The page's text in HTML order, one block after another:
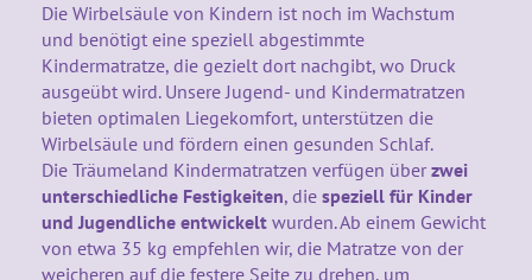
Dreieckstuch & Schnuffeltuch
Mulltücher
Spezialkissen
Seitenlagerung
GESCHENKGUTSCHEIN
GESCHENKSETS & AKTIONEN
Die Wirbelsäule von Kindern ist noch im Wachstum
und benötigt eine speziell abgestimmte
Kindermatratze, die gezielt dort nachgibt, wo Druck
ausgeübt wird. Unsere Jugend- und Kindermatratzen
bieten optimalen Liegekomfort, unterstützen die
Wirbelsäule und fördern einen gesunden Schlaf.
Die Träumeland Kindermatratzen verfügen über zwei
unterschiedliche Festigkeiten, die speziell für Kinder
und Jugendliche entwickelt wurden. Ab einem Gewicht
von etwa 35 kg empfehlen wir, die Matratze von der
weicheren auf die festere Seite zu drehen, um